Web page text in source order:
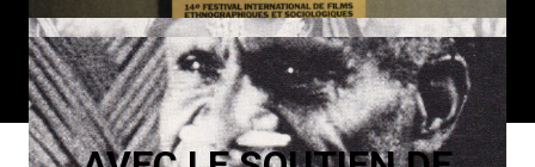
Pagination